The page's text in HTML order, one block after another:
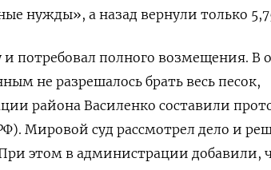
нужды», а назад вернули только
потребовал полного возмещения. В
не разрешалось брать весь песок,
района Василенко составили
Мировой суд рассмотрел дело и
этом в администрации добавили,